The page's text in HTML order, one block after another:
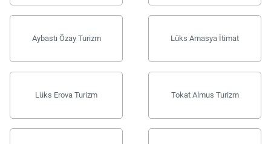
Aybastı Özay Turizm Lüks Amasya İtimat
Lüks Erova Turizm Tokat Almus Turizm